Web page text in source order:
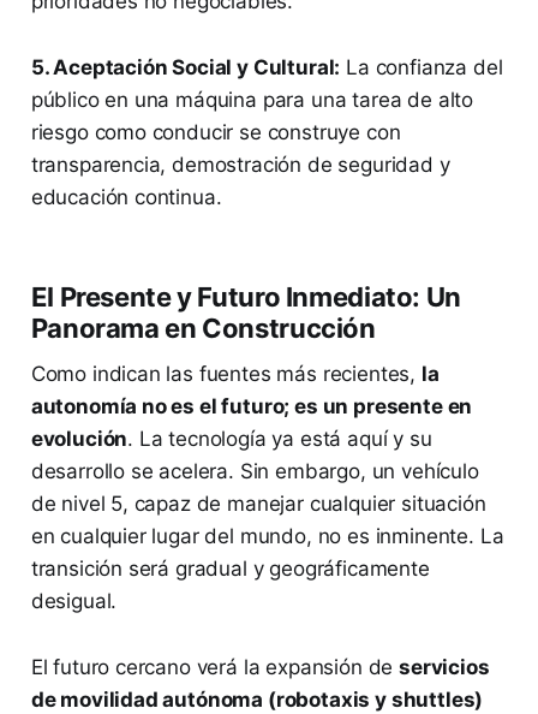
5. Aceptación Social y Cultural: La confianza del
público en una máquina para una tarea de alto
riesgo como conducir se construye con
transparencia, demostración de seguridad y
educación continua.
El Presente y Futuro Inmediato: Un
Panorama en Construcción
Como indican las fuentes más recientes, la
autonomía no es el futuro; es un presente en
evolución. La tecnología ya está aquí y su
desarrollo se acelera. Sin embargo, un vehículo
de nivel 5, capaz de manejar cualquier situación
en cualquier lugar del mundo, no es inminente. La
transición será gradual y geográficamente
desigual.
El futuro cercano verá la expansión deservicios
de movilidad autónoma (robotaxis y shuttles)